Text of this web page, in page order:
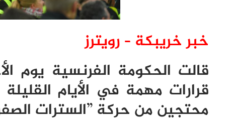
خبر خريبكة – رويترز
قالت الحكومة الفرنسية يوم
قرارات مهمة في الأيام
محتجين من حركة ”السترات